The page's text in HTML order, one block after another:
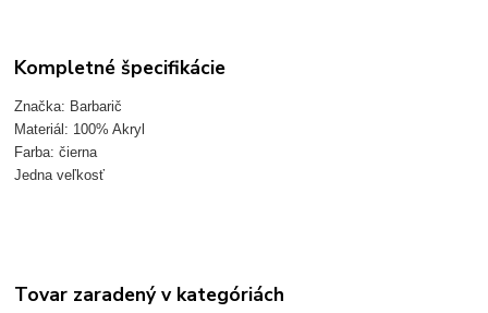
Kompletné špecifikácie
Značka: Barbarič
Materiál: 100% Akryl
Farba: čierna
Jedna veľkosť
Tovar zaradený v kategóriách